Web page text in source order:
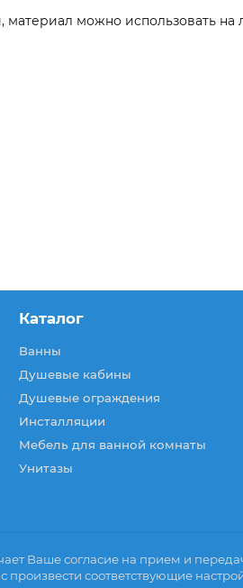
можно использовать на
Каталог
Ванны
Душевые кабины
Душевые ограждения
Инсталляции
Мебель для ванной комнаты
Унитазы
Ваше согласие на прием и
соответствующие